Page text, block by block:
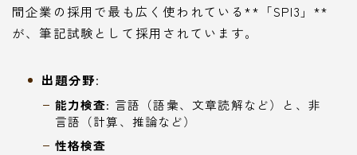
間企業の採用で最も広く使われている**「SPI3」**
が、筆記試験として採用されています。
出題分野:
能力検査: 言語（語彙、文章読解など）と、非
言語（計算、推論など）
性格検査